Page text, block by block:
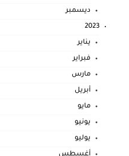
ديسمبر
2023
يناير
فبراير
مارس
أبريل
مايو
يونيو
يوليو